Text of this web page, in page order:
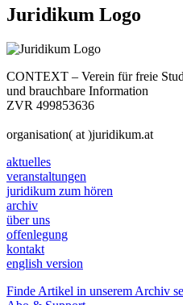
Juridikum Logo
CONTEXT – Verein für freie
und brauchbare Information
ZVR 499853636
organisation( at )juridikum.at
aktuelles
veranstaltungen
juridikum zum hören
archiv
über uns
offenlegung
kontakt
english version
Finde Artikel in unserem Archiv